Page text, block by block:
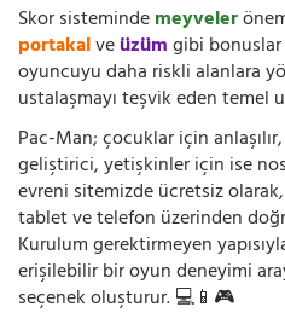
Skor sistemindemeyveler
portakalveüzümgibi bonuslar
oyuncuyu daha riskli alanlara
ustalaşmayı teşvik eden temel
Pac-Man; çocuklar için
geliştirici, yetişkinler için ise
evreni sitemizde ücretsiz
tablet ve telefon üzerinden
Kurulum gerektirmeyen
erişilebilir bir oyun deneyimi
seçenek oluşturur. 💻📱🎮